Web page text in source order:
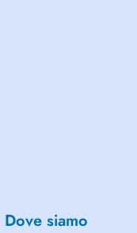
Dove siamo